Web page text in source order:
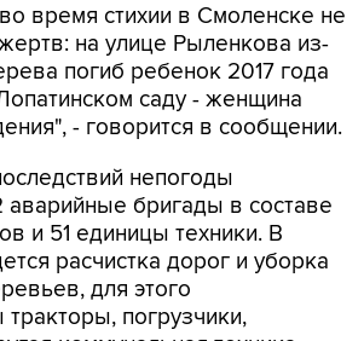
время стихии в Смоленске не
на улице Рыленкова из-
погиб ребенок 2017 года
саду - женщина
- говорится в сообщении.
непогоды
бригады в составе
и 51 единицы техники. В
расчистка дорог и уборка
для этого
погрузчики,